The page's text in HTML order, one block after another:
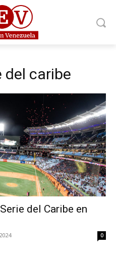
del caribe
del Caribe en
0